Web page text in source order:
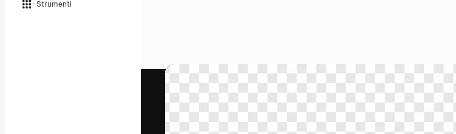
Strumenti
Video
Icone
Modelli 3D
Font
Prodotti